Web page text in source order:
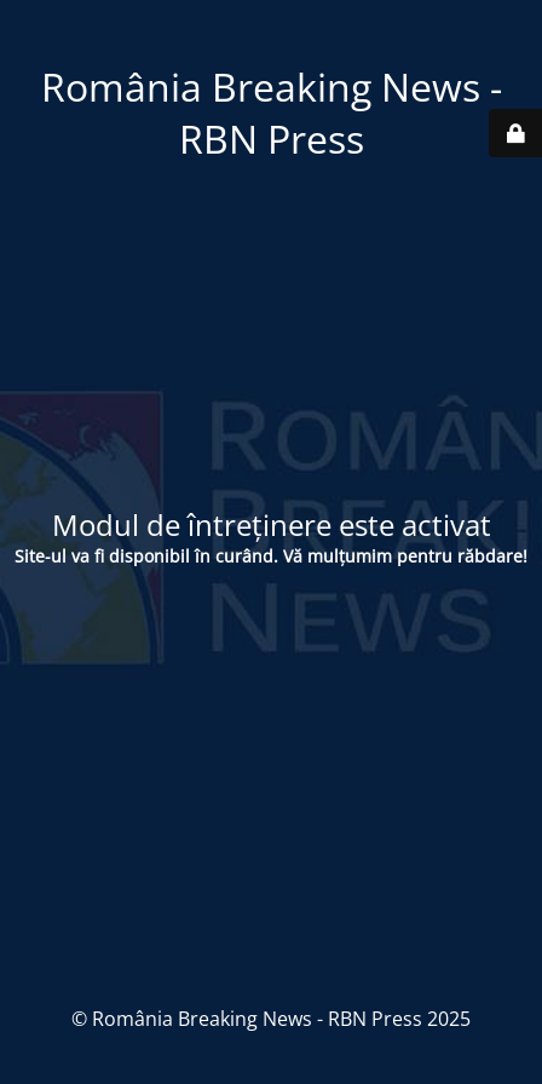
România Breaking News -
RBN Press
Modul de întreținere este activat
Site-ul va fi disponibil în curând. Vă mulțumim pentru răbdare!
© România Breaking News - RBN Press 2025